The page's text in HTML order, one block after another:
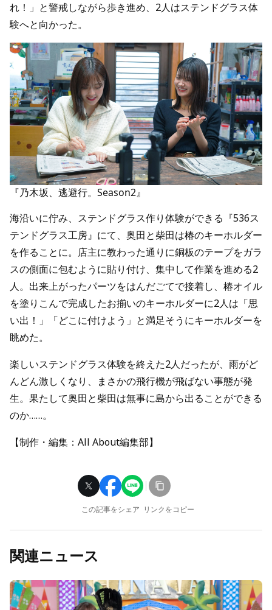
れ！」と警戒しながら歩き進め、2人はステンドグラス体
験へと向かった。
『乃木坂、逃避行。Season2』
海沿いに佇み、ステンドグラス作り体験ができる『536ス
テンドグラス工房』にて、奥田と柴田は椿のキーホルダー
を作ることに。店主に教わった通りに銅板のテープをガラ
スの側面に包むように貼り付け、集中して作業を進める2
人。出来上がったパーツをはんだごてで接着し、椿オイル
を塗りこんで完成したお揃いのキーホルダーに2人は「思
い出！」「どこに付けよう」と満足そうにキーホルダーを
眺めた。
楽しいステンドグラス体験を終えた2人だったが、雨がど
んどん激しくなり、まさかの飛行機が飛ばない事態が発
生。果たして奥田と柴田は無事に島から出ることができる
のか……。
【制作・編集：All About編集部】
この記事をシェア リンクをコピー
関連ニュース